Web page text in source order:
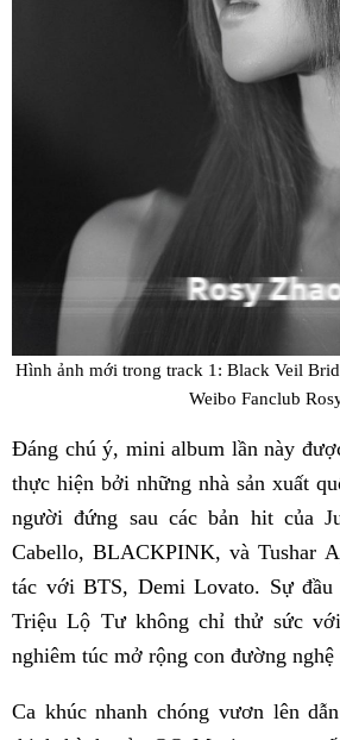
Hình ảnh mới trong track 1: Black Veil
Weibo Fanclub
Đáng chú ý, mini album lần này
thực hiện bởi những nhà sản xuất
người đứng sau các bản hit của
Cabello, BLACKPINK, và Tushar
tác với BTS, Demi Lovato. Sự
Triệu Lộ Tư không chỉ thử sức
nghiêm túc mở rộng con đường nghệ
Ca khúc nhanh chóng vươn lên